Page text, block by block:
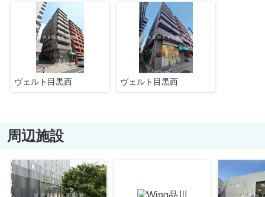
ヴェルト目黒西 ヴェルト目黒西
周辺施設